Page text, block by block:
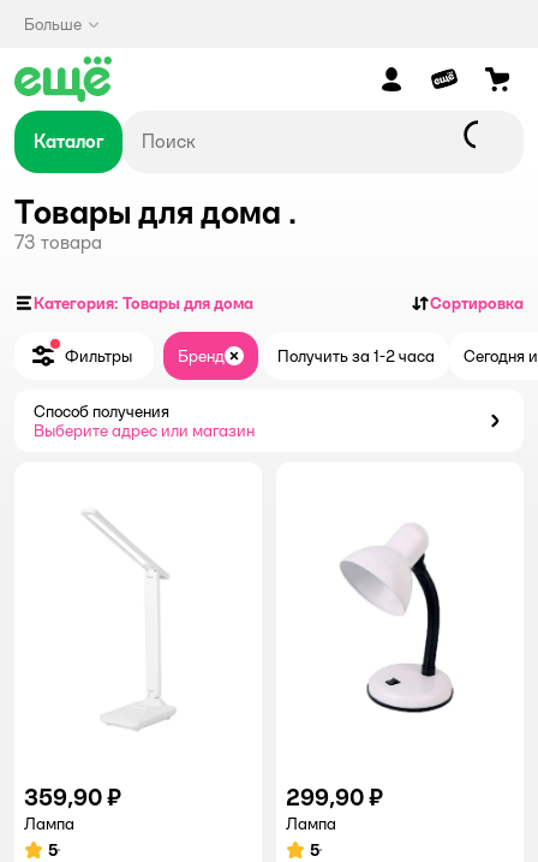
Больше
Каталог
Товары для дома .
73 товара
Категория: Товары для дома Сортировка
Фильтры Бренд ЗакрытьПолучить за 1-2 часа Сегодня
Способ получения
Выберите адрес или магазин
359,90 ₽
Лампа
5
299,90 ₽
Лампа
5